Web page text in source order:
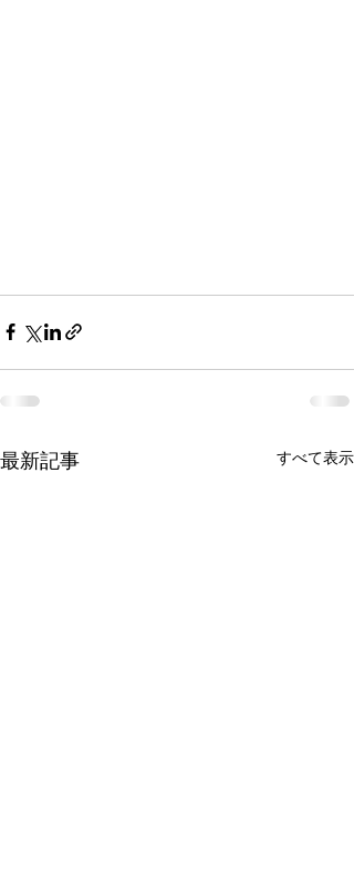
最新記事 すべて表示